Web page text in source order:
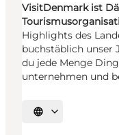
VisitDenmark ist
Highlights des
buchstäblich unser
du jede Menge
unternehmen und
Sprache auswählen